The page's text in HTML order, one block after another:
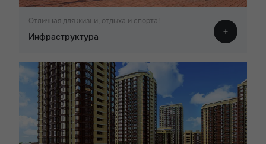
Отличная для жизни, отдыха и спорта!
Инфраструктура